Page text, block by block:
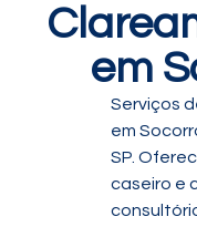
em
Serviços
em
SP.
caseiro e